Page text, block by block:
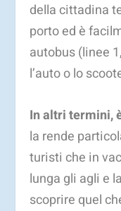
della cittadina
porto ed è
autobus (linee
l’auto o lo
In altri termini,
la rende
turisti che in
lunga gli agli e
scoprire quel